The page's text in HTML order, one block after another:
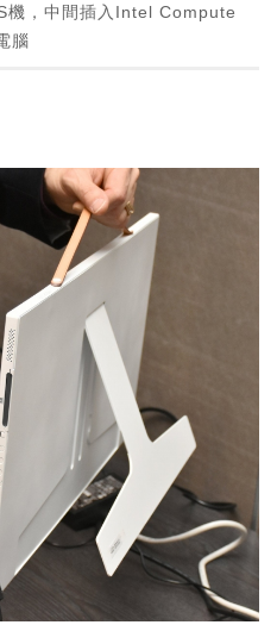
機，中間插入Intel Compute
腦